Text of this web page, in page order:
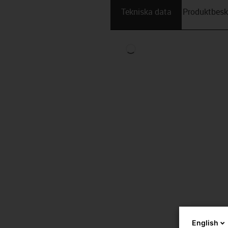
Tekniska data
English